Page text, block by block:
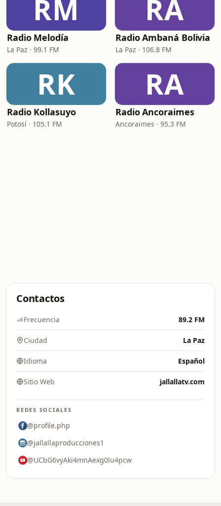
RM
Radio Melodía
La Paz · 99.1 FM
RA
Radio Ambaná Bolivia
La Paz · 106.8 FM
RK
Radio Kollasuyo
Potosí · 105.1 FM
RA
Radio Ancoraimes
Ancoraimes · 95.3 FM
Contactos
Frecuencia 89.2 FM
Ciudad La Paz
Idioma Español
Sitio Web jallallatv.com
REDES SOCIALES
@profile.php
@jallallaproducciones1
@UCbG6vyAki4mnAexg0lu4pcw